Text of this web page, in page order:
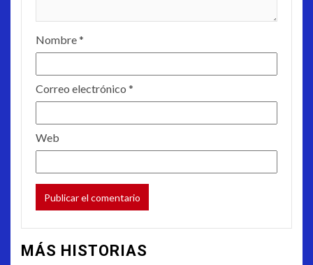
Nombre*
Correo electrónico *
Web
MÁS HISTORIAS